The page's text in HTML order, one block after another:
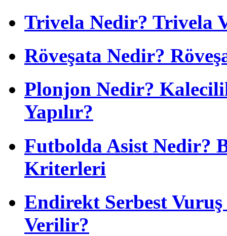
Trivela Nedir? Trivela
Röveşata Nedir?
Plonjon Nedir?
Yapılır?
Futbolda Asist Nedir?
Kriterleri
Endirekt Serbest
Verilir?